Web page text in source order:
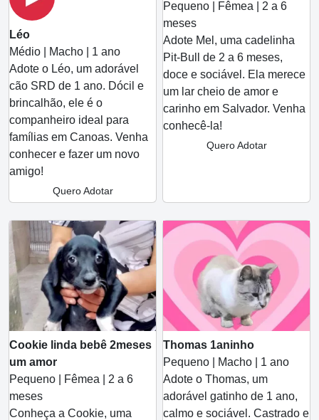
Léo
Médio | Macho | 1 ano
Adote o Léo, um adorável
cão SRD de 1 ano. Dócil e
brincalhão, ele é o
companheiro ideal para
famílias em Canoas. Venha
conhecer e fazer um novo
amigo!
Quero Adotar
Pequeno | Fêmea | 2 a 6
meses
Adote Mel, uma cadelinha
Pit-Bull de 2 a 6 meses,
doce e sociável. Ela merece
um lar cheio de amor e
carinho em Salvador. Venha
conhecê-la!
Quero Adotar
Cookie linda bebê 2meses
um amor
Pequeno | Fêmea | 2 a 6
meses
Conheça a Cookie, uma
Thomas 1aninho
Pequeno | Macho | 1 ano
Adote o Thomas, um
adorável gatinho de 1 ano,
calmo e sociável. Castrado e